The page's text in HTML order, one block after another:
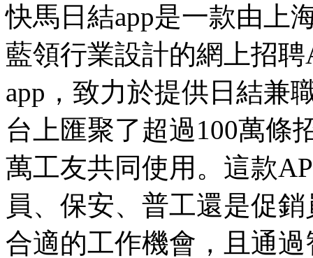
快馬日結app是一款由上
藍領行業設計的網上招
app，致力於提供日結兼
台上匯聚了超過100萬條
萬工友共同使用。這款
員、保安、普工還是促
合適的工作機會，且通